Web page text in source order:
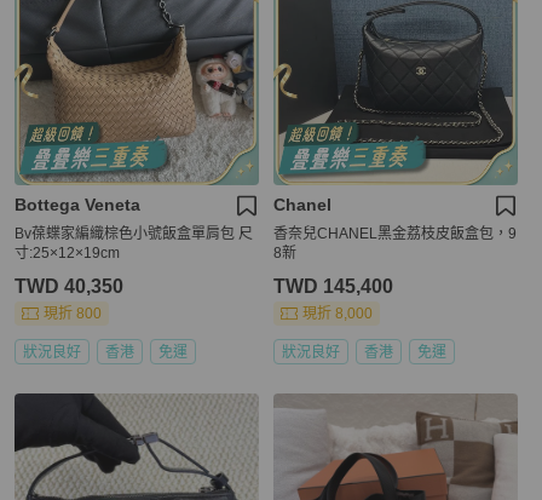
Bottega Veneta
Bv葆蝶家編織棕色小號飯盒單肩包 尺
寸:25×12×19cm
TWD 40,350
現折 800
狀況良好 香港 免運
Chanel
香奈兒CHANEL黑金荔枝皮飯盒包，9
8新
TWD 145,400
現折 8,000
狀況良好 香港 免運